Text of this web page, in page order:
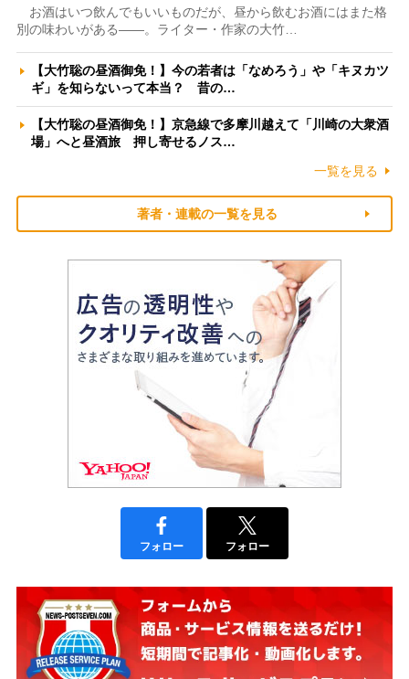
お酒はいつ飲んでもいいものだが、昼から飲むお酒にはまた格
別の味わいがある――。ライター・作家の大竹…
【大竹聡の昼酒御免！】今の若者は「なめろう」や「キヌカツ
ギ」を知らないって本当？ 昔の…
【大竹聡の昼酒御免！】京急線で多摩川越えて「川崎の大衆酒
場」へと昼酒旅 押し寄せるノス…
一覧を見る
著者・連載の一覧を見る
フォロー フォロー